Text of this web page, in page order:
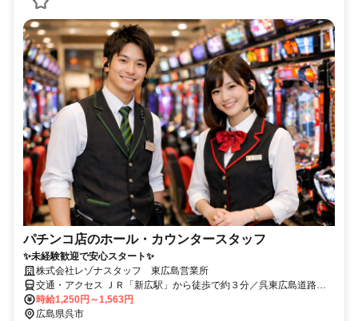
パチンコ店のホール・カウンタースタッフ
✨未経験歓迎で安心スタート✨
株式会社レゾナスタッフ 東広島営業所
交通・アクセス ＪＲ「新広駅」から徒歩で約３分／呉東広島道路
「阿賀ＩＣ」から車で約３分
時給1,250円～1,563円
広島県呉市